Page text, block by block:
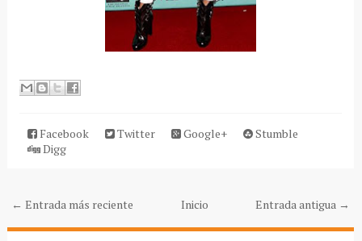
Facebook Twitter Google+
Stumble
Digg
← Entrada más reciente Entrada antigua →
Inicio